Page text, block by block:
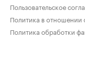
Пользовательское
Политика в отношении
Политика обработки